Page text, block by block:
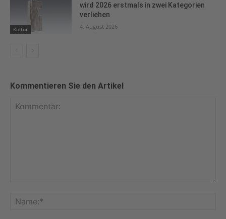
Kultur
wird 2026 erstmals in zwei Kategorien
verliehen
4. August 2026
Kommentieren Sie den Artikel